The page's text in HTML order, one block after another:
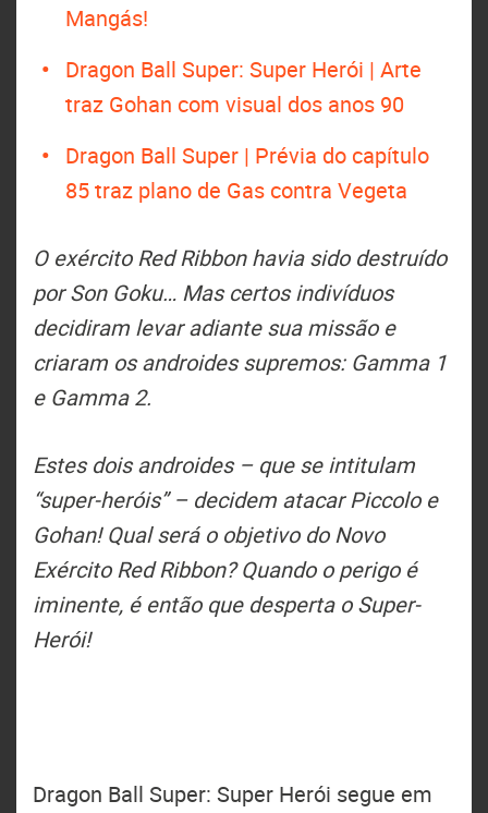
Mangás!
Dragon Ball Super: Super Herói | Arte
traz Gohan com visual dos anos 90
Dragon Ball Super | Prévia do capítulo
85 traz plano de Gas contra Vegeta
O exército Red Ribbon havia sido destruído
por Son Goku… Mas certos indivíduos
decidiram levar adiante sua missão e
criaram os androides supremos: Gamma 1
e Gamma 2.
Estes dois androides – que se intitulam
“super-heróis” – decidem atacar Piccolo e
Gohan! Qual será o objetivo do Novo
Exército Red Ribbon? Quando o perigo é
iminente, é então que desperta o Super-
Herói!
Dragon Ball Super: Super Herói segue em